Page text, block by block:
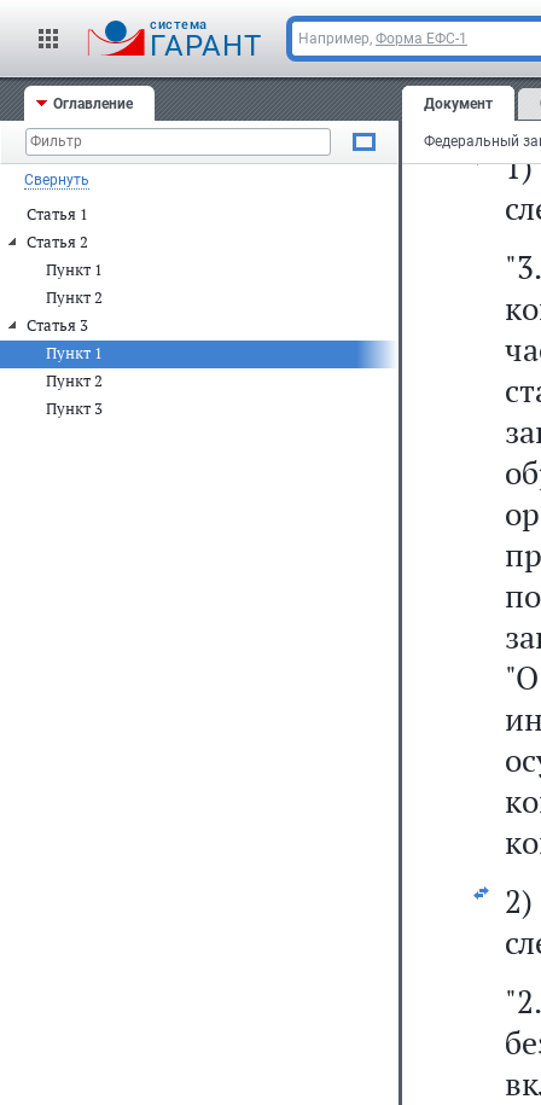
cистема
ГАРАНТ Например, Форма ЕФС-1
Оглавление
Свернуть
Статья 1
Статья 2
Пункт 1
Пункт 2
Статья 3
Пункт 1
Пункт 2
Пункт 3
Документ